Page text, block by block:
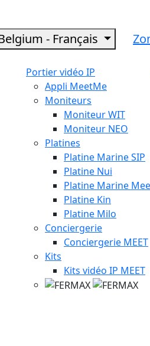
- Français
Portier vidéo IP
Appli MeetMe
Moniteurs
Moniteur WIT
Moniteur NEO
Platines
Platine Marine SIP
Platine Nui
Platine Marine
Platine Kin
Platine Milo
Conciergerie
Conciergerie MEET
Kits
Kits vidéo IP MEET